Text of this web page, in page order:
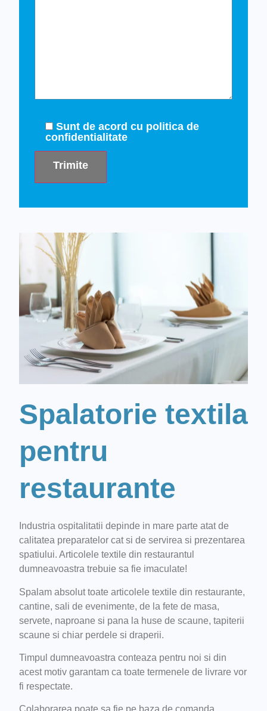
Sunt de acord cu politica de
confidentialitate
Spalatorie textila
pentru
restaurante
Industria ospitalitatii depinde in mare parte atat de
calitatea preparatelor cat si de servirea si prezentarea
spatiului. Articolele textile din restaurantul
dumneavoastra trebuie sa fie imaculate!
Spalam absolut toate articolele textile din restaurante,
cantine, sali de evenimente, de la fete de masa,
servete, naproane si pana la huse de scaune, tapiterii
scaune si chiar perdele si draperii.
Timpul dumneavoastra conteaza pentru noi si din
acest motiv garantam ca toate termenele de livrare vor
fi respectate.